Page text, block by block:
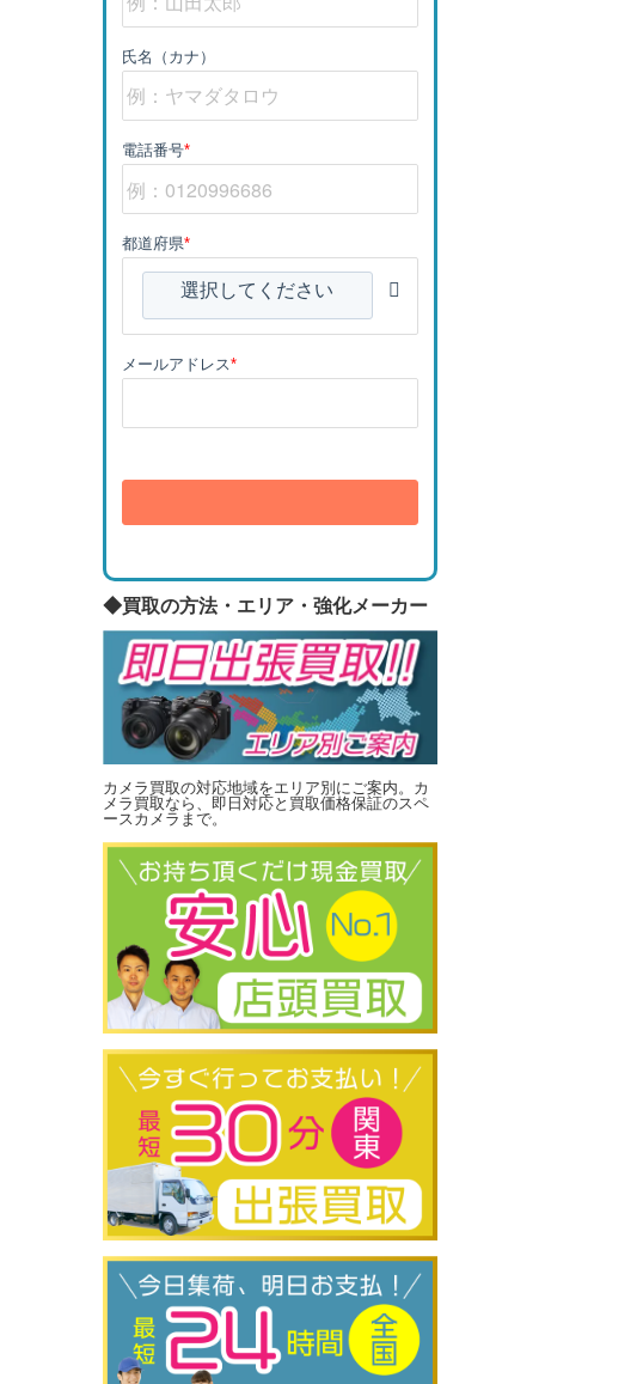
氏名（カナ）
電話番号*
都道府県*
選択してください
メールアドレス*
◆買取の方法・エリア・強化メーカー
カメラ買取の対応地域をエリア別にご案内。カ
メラ買取なら、即日対応と買取価格保証のスペ
ースカメラまで。